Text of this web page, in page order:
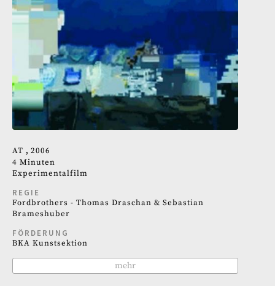
AT
2006
4 Minuten
Experimentalfilm
REGIE
Fordbrothers - Thomas Draschan & Sebastian
Brameshuber
FÖRDERUNG
BKA Kunstsektion
mehr